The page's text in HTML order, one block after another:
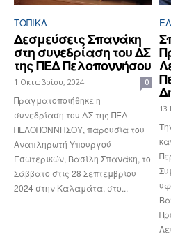
ΤΟΠΙΚΑ
Δεσμεύσεις Σπανάκη
στη συνεδρίαση του ΔΣ
της ΠΕΔ Πελοποννήσου
1 Οκτωβρίου, 2024 0
Πραγματοποιήθηκε η
συνεδρίαση του ΔΣ της ΠΕΔ
ΠΕΛΟΠΟΝΝΗΣΟΥ, παρουσία του
Αναπληρωτή Υπουργού
Εσωτερικών, Βασίλη Σπανάκη, το
Σάββατο στις 28 Σεπτεμβρίου
2024 στην Καλαμάτα, στο...
13